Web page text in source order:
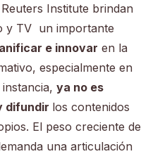
Institute brindan
y TV un importante
e innovar en la
especialmente en
ya no es
difundir los contenidos
El peso creciente de
una articulación